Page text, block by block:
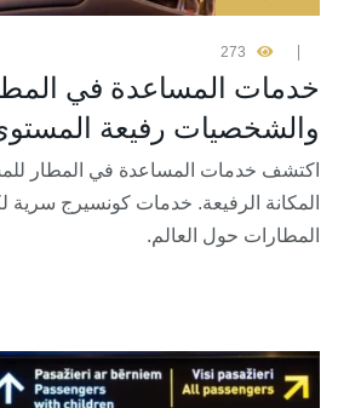
273
خدمات المساعدة في
والشخصيات رفيعة
اكتشف خدمات المساعدة في المطار
المكانة الرفيعة. خدمات كونسيرج
المطارات حول العالم.